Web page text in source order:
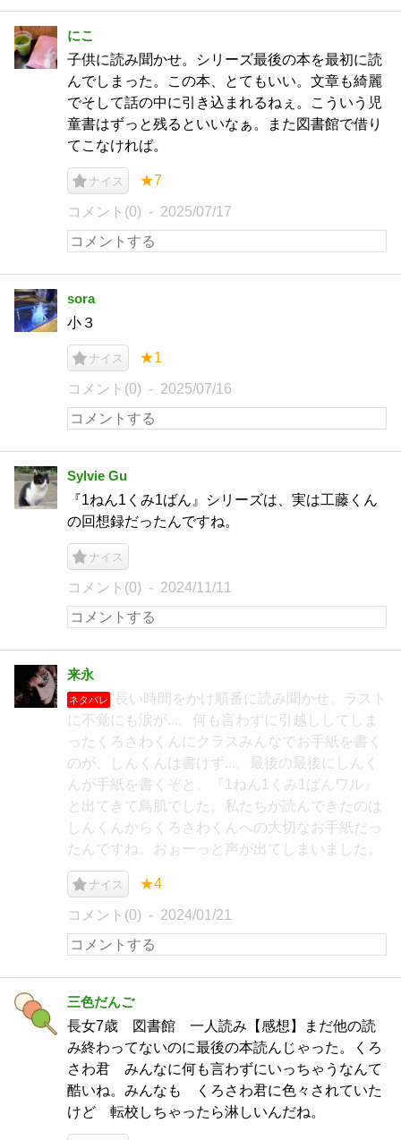
にこ
子供に読み聞かせ。シリーズ最後の本を最初に読
んでしまった。この本、とてもいい。文章も綺麗
でそして話の中に引き込まれるねぇ。こういう児
童書はずっと残るといいなぁ。また図書館で借り
てこなければ。
ナイス ★7
コメント(0) 2025/07/17
sora
小３
ナイス ★1
コメント(0) 2025/07/16
Sylvie Gu
『1ねん1くみ1ばん』シリーズは、実は工藤くん
の回想録だったんですね。
ナイス
コメント(0) 2024/11/11
来永
ネタバレ
長い時間をかけ順番に読み聞かせ。ラスト
に不覚にも涙が...。何も言わずに引越ししてしま
ったくろさわくんにクラスみんなでお手紙を書く
のが、しんくんは書けず...。最後の最後にしんく
んが手紙を書くぞと。『1ねん1くみ1ばんワル』
と出てきて鳥肌でした。私たちが読んできたのは
しんくんからくろさわくんへの大切なお手紙だっ
たんですね。おぉーっと声が出てしまいました。
ナイス ★4
コメント(0) 2024/01/21
三色だんご
長女7歳 図書館 一人読み【感想】まだ他の読
み終わってないのに最後の本読んじゃった。くろ
さわ君 みんなに何も言わずにいっちゃうなんて
酷いね。みんなも くろさわ君に色々されていた
けど 転校しちゃったら淋しいんだね。